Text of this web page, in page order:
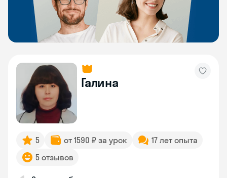
Галина
5 от 1590 ₽ за урок
17 лет опыта
5 отзывов